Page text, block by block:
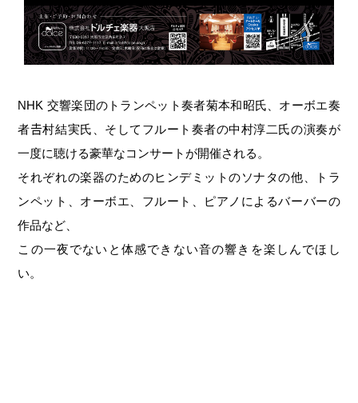
NHK 交響楽団のトランペット奏者菊本和昭氏、オーボエ奏
者𠮷村結実氏、そしてフルート奏者の中村淳二氏の演奏が
一度に聴ける豪華なコンサートが開催される。
それぞれの楽器のためのヒンデミットのソナタの他、トラ
ンペット、オーボエ、フルート、ピアノによるバーバーの
作品など、
この一夜でないと体感できない音の響きを楽しんでほし
い。